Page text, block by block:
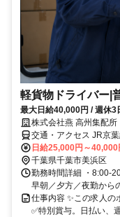
軽貨物ドライバー|
最大日給40,000円 / 週休3
株式会社燕 高州集配所
交通・アクセス JR京
日給25,000円～40,000
千葉県千葉市美浜区
勤務時間詳細 ・8:00-
早朝／夕方／夜勤から
仕事内容 ✨この求人
✅特別賞与。日払い、